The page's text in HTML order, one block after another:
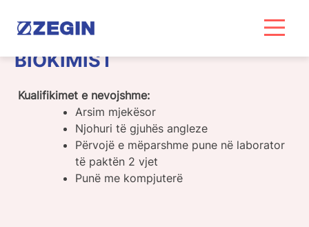
BIOKIMIST
Kualifikimet e nevojshme:
Arsim mjekësor
Njohuri të gjuhës angleze
Përvojë e mëparshme pune në laborator
të paktën 2 vjet
Punë me kompjuterë